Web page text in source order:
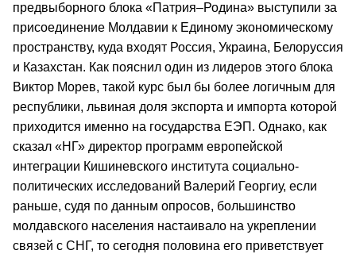
предвыборного блока «Патрия–Родина» выступили за
присоединение Молдавии к Единому экономическому
пространству, куда входят Россия, Украина, Белоруссия
и Казахстан. Как пояснил один из лидеров этого блока
Виктор Морев, такой курс был бы более логичным для
республики, львиная доля экспорта и импорта которой
приходится именно на государства ЕЭП. Однако, как
сказал «НГ» директор программ европейской
интеграции Кишиневского института социально-
политических исследований Валерий Георгиу, если
раньше, судя по данным опросов, большинство
молдавского населения настаивало на укреплении
связей с СНГ, то сегодня половина его приветствует